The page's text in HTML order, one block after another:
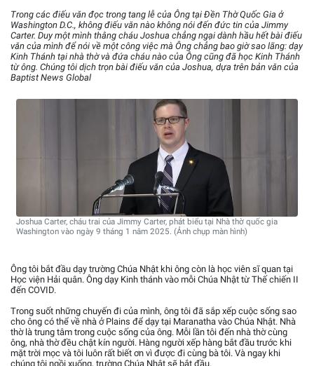
Trong các điếu văn đọc trong tang lễ của Ông tại Đền Thờ Quốc Gia ở
Washington D.C., không điếu văn nào không nói đến đức tin của Jimmy
Carter. Duy một mình thằng cháu Joshua chẳng ngại dành hầu hết bài điếu
văn của mình để nói về một công việc mà Ông chẳng bao giờ sao lãng: dạy
Kinh Thánh tại nhà thờ và đứa cháu nào của Ông cũng đã học Kinh Thánh
từ ông. Chúng tôi dịch trọn bài điếu văn của Joshua, dựa trên bản văn của
Baptist News Global
Joshua Carter, cháu trai của Jimmy Carter, phát biểu tại Nhà thờ quốc gia
Washington vào ngày 9 tháng 1 năm 2025. (Ảnh chụp màn hình)
Ông tôi bắt đầu dạy trường Chúa Nhật khi ông còn là học viên sĩ quan tại
Học viện Hải quân. Ông dạy Kinh thánh vào mỗi Chúa Nhật từ Thế chiến II
đến COVID.
Trong suốt những chuyến đi của mình, ông tôi đã sắp xếp cuộc sống sao
cho ông có thể về nhà ở Plains để dạy tại Maranatha vào Chúa Nhật. Nhà
thờ là trung tâm trong cuộc sống của ông. Mỗi lần tôi đến nhà thờ cùng
ông, nhà thờ đều chật kín người. Hàng người xếp hàng bắt đầu trước khi
mặt trời mọc và tôi luôn rất biết ơn vì được đi cùng bà tôi. Và ngay khi
chúng tôi ngồi xuống, trường Chúa Nhật sẽ bắt đầu.